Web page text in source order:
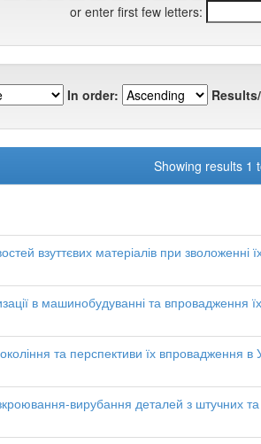
or enter first few letters:
In order:
Showing results 1
взуттєвих матеріалів при зволоженні
в машинобудуванні та впровадження їх
та перспективи їх впровадження в
вирубання деталей з штучних